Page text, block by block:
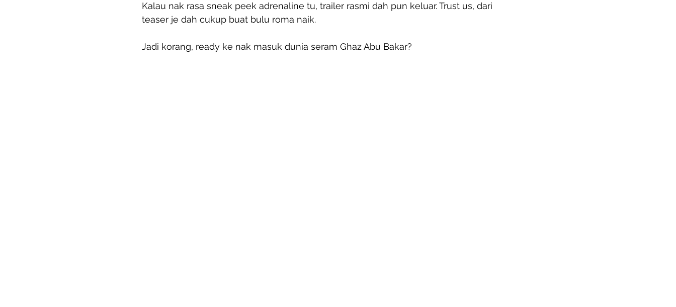
Kalau nak rasa sneak peek adrenaline tu, trailer rasmi dah pun keluar. Trust us, dari
teaser je dah cukup buat bulu roma naik.
Jadi korang, ready ke nak masuk dunia seram Ghaz Abu Bakar?